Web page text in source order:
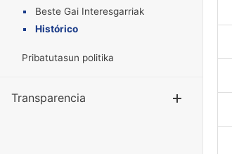
Beste Gai Interesgarriak
Histórico
Pribatutasun politika
Transparencia